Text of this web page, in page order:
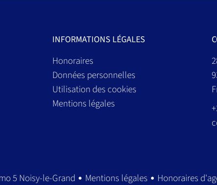
INFORMATIONS LÉGALES
Honoraires
Données personnelles
Utilisation des cookies
Mentions légales
5 Noisy-le-Grand Mentions légales Honoraires